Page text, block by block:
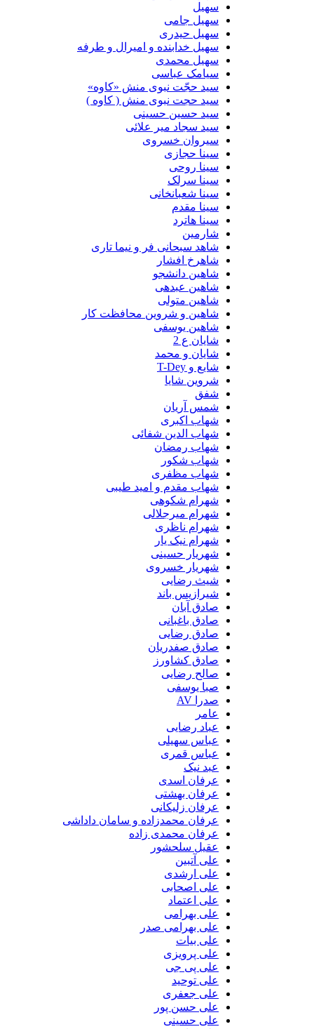
سهیل جامی
سهیل حیدری
سهیل خدابنده و امیرال و طرفه
سهیل محمدی
سیامک عباسی
سید حجّت نبوی منش «کاوه»
سید حجت نبوی منش ( کاوه )
سید حسین حسینى
سید سجاد میر علائی
سیروان خسروی
سینا حجازی
سینا روحی
سینا سرلک
سینا شعبانخانی
سینا مقدم
سینا هاترد
شارمین
شاهد سبحانی فر و نیما تاری
شاهرخ افشار
شاهین دانشجو
شاهین عبدهی
شاهین متولی
شاهین و شروین محافظت کار
شاهین یوسفی
شایان ع 2
شایان و محمد
شایع و T-Dey
شروین شایا
شمس آریان
شهاب اکبری
شهاب الدین شفائی
شهاب رمضان
شهاب شکور
شهاب مظفری
شهاب مقدم و امید طیبی
شهرام شکوهی
شهرام میرجلالی
شهرام ناظری
شهرام نیک یار
شهریار حسینی
شهریار خسروی
شیث رضایی
شیرازیس باند
صادق آبان
صادق باغبانی
صادق رضایی
صادق صفدریان
صادق کشاورز
صالح رضایی
صبا یوسفی
عباد رضایی
عباس سهیلی
عباس قمری
عبد نیک
عرفان اسدی
عرفان بهشتی
عرفان زلیکانی
عرفان محمدزاده و سامان داداشی
عرفان محمدی زاده
عقیل سلحشور
علی آتبین
علی ارشدی
علی اصحابی
علی اعتماد
علی بهرامی
علی بهرامی صدر
علی بیات
علی پرویزی
علی پی جی
علی توحید
علی جعفری
علی حسن پور
علی حسینی